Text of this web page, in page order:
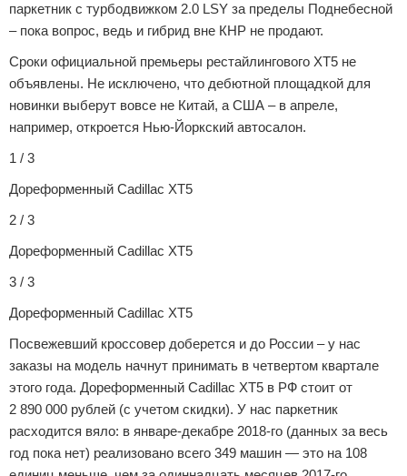
паркетник с турбодвижком 2.0 LSY за пределы Поднебесной
– пока вопрос, ведь и гибрид вне КНР не продают.
Сроки официальной премьеры рестайлингового XT5 не
объявлены. Не исключено, что дебютной площадкой для
новинки выберут вовсе не Китай, а США – в апреле,
например, откроется Нью-Йоркский автосалон.
1 / 3
Дореформенный Cadillac XT5
2 / 3
Дореформенный Cadillac XT5
3 / 3
Дореформенный Cadillac XT5
Посвежевший кроссовер доберется и до России – у нас
заказы на модель начнут принимать в четвертом квартале
этого года. Дореформенный Cadillac XT5 в РФ стоит от
2 890 000 рублей (с учетом скидки). У нас паркетник
расходится вяло: в январе-декабре 2018-го (данных за весь
год пока нет) реализовано всего 349 машин — это на 108